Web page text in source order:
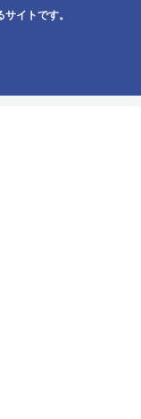
イトです。